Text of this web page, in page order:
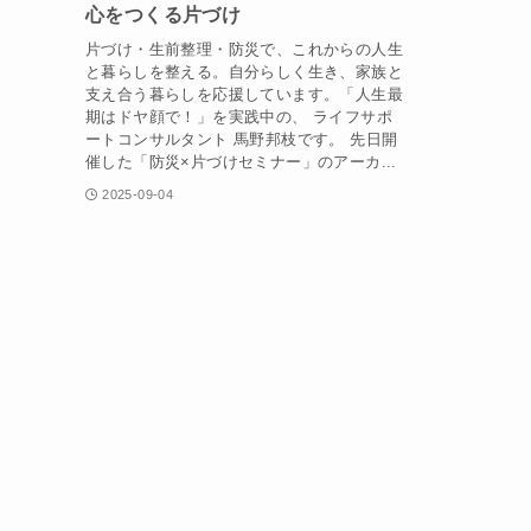
心をつくる片づけ
片づけ・生前整理・防災で、これからの人生
と暮らしを整える。自分らしく生き、家族と
支え合う暮らしを応援しています。「人生最
期はドヤ顔で！」を実践中の、 ライフサポ
ートコンサルタント 馬野邦枝です。 先日開
催した「防災×片づけセミナー」のアーカ...
2025-09-04